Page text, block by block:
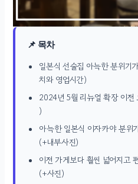
📌 목차
일본식 선술집 아늑한 분위기
치와 영업시간)
2024년 5월 리뉴얼 확장 이전
)
아늑한 일본식 이자카야 분위
(+내부사진)
이전 가게보다 훨씬 넓어지고
(+사진)